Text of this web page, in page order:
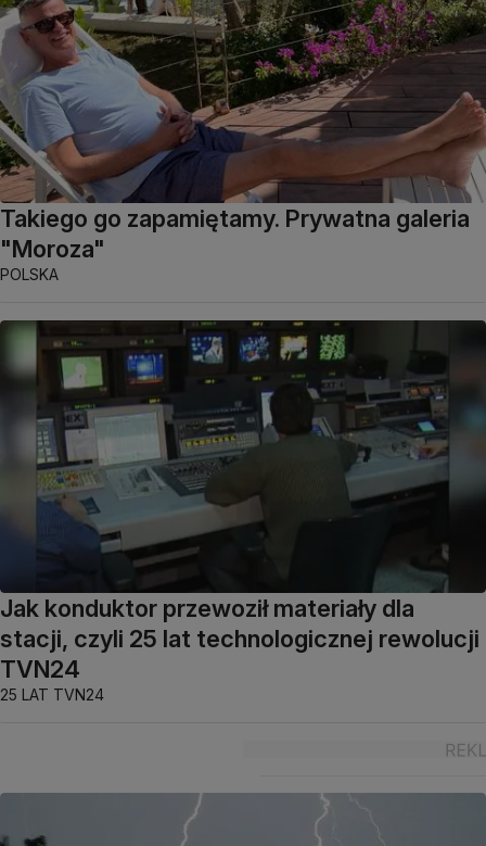
Takiego go zapamiętamy. Prywatna galeria
"Moroza"
POLSKA
Jak konduktor przewoził materiały dla
stacji, czyli 25 lat technologicznej rewolucji
TVN24
25 LAT TVN24